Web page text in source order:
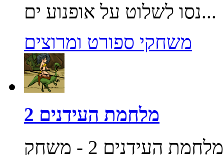
נסו לשלוט על אופנוע ים...
משחקי ספורט ומרוצים
מלחמת העידנים 2